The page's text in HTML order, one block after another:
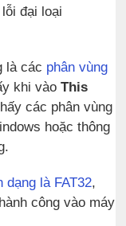
đại loại
là các phân vùng
khi vàoThis
các phân vùng
hoặc thông
dạng là FAT32,
công vào máy